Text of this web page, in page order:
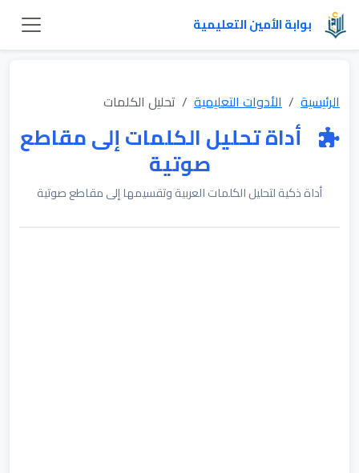
بوابة الأمين التعليمية
الرئيسية الأدوات التعليمية تحليل الكلمات
أداة تحليل الكلمات إلى مقاطع
صوتية
أداة ذكية لتحليل الكلمات العربية وتقسيمها إلى مقاطع صوتية